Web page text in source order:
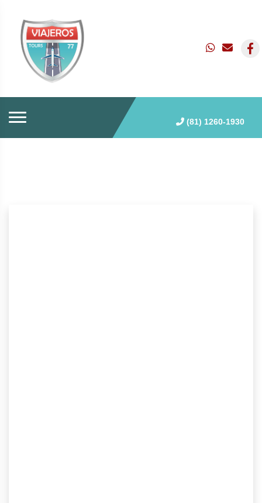
(81) 1260-1930